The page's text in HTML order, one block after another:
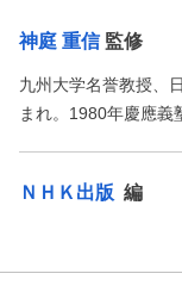
神庭 重信監修
九州大学名誉教授、
まれ。1980年慶應義
ＮＨＫ出版 編